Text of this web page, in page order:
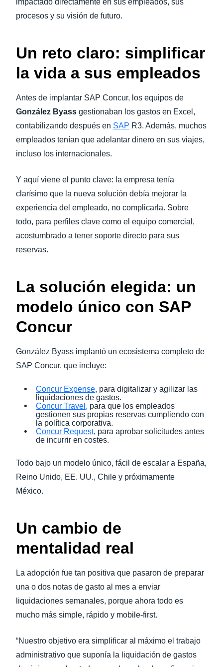
impactado directamente en sus empleados, sus
procesos y su visión de futuro.
Un reto claro: simplificar
la vida a sus empleados
Antes de implantar SAP Concur, los equipos de
González Byass gestionaban los gastos en Excel,
contabilizando después en SAP R3. Además, muchos
empleados tenían que adelantar dinero en sus viajes,
incluso los internacionales.
Y aquí viene el punto clave: la empresa tenía
clarísimo que la nueva solución debía mejorar la
experiencia del empleado, no complicarla. Sobre
todo, para perfiles clave como el equipo comercial,
acostumbrado a tener soporte directo para sus
reservas.
La solución elegida: un
modelo único con SAP
Concur
González Byass implantó un ecosistema completo de
SAP Concur, que incluye:
Concur Expense, para digitalizar y agilizar las
liquidaciones de gastos.
Concur Travel, para que los empleados
gestionen sus propias reservas cumpliendo con
la política corporativa.
Concur Request, para aprobar solicitudes antes
de incurrir en costes.
Todo bajo un modelo único, fácil de escalar a España,
Reino Unido, EE. UU., Chile y próximamente
México.
Un cambio de
mentalidad real
La adopción fue tan positiva que pasaron de preparar
una o dos notas de gasto al mes a enviar
liquidaciones semanales, porque ahora todo es
mucho más simple, rápido y mobile-first.
“Nuestro objetivo era simplificar al máximo el trabajo
administrativo que suponía la liquidación de gastos